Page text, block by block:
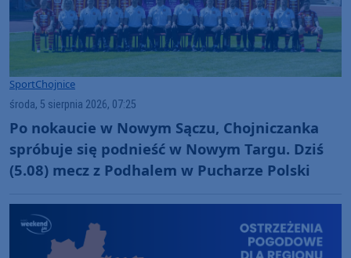
SportChojnice
środa, 5 sierpnia 2026, 07:25
Po nokaucie w Nowym Sączu, Chojniczanka
spróbuje się podnieść w Nowym Targu. Dziś
(5.08) mecz z Podhalem w Pucharze Polski